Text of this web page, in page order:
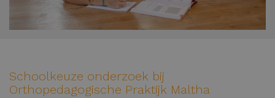
Schoolkeuze onderzoek bij
Orthopedagogische Praktijk Maltha